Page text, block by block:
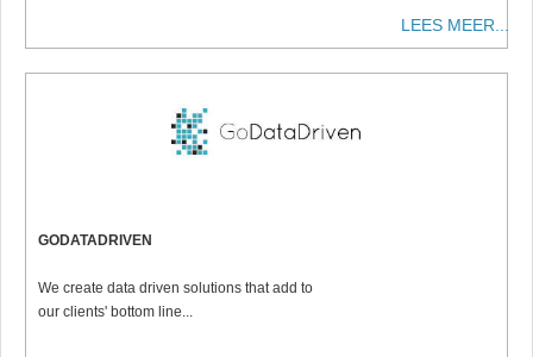
LEES MEER...
GODATADRIVEN
We create data driven solutions that add to
our clients' bottom line...